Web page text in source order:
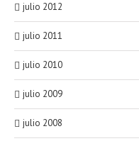
julio 2012
julio 2011
julio 2010
julio 2009
julio 2008